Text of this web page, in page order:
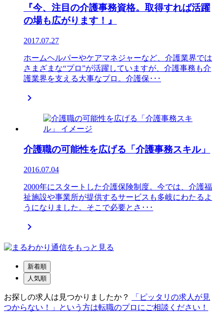
『今、注目の介護事務資格。取得すれば活躍
の場も広がります！』
2017.07.27
ホームヘルパーやケアマネジャーなど、介護業界では
さまざまな“プロ”が活躍していますが、介護事務も介
護業界を支える大事なプロ。介護保･･･

介護職の可能性を広げる「介護事務スキル」
2016.07.04
2000年にスタートした介護保険制度。今では、介護福
祉施設や事業所が提供するサービスも多岐にわたるよ
うになりました。そこで必要とさ･･･

新着順
人気順
お探しの求人は見つかりましたか？
「ピッタリの求人が見
つからない！」という方は転職のプロにご相談ください！